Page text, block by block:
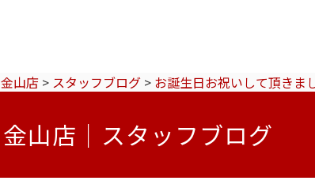
金山店 > スタッフブログ > お誕生日お祝いして頂きま
金山店｜スタッフブログ